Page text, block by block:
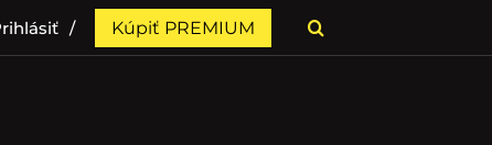
Kúpiť PREMIUM